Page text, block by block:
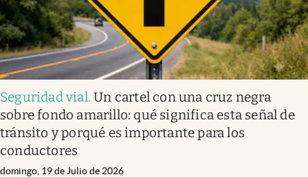
Seguridad vial.Un cartel con una cruz negra
sobre fondo amarillo: qué significa esta señal de
tránsito y porqué es importante para los
conductores
domingo, 19 de Julio de 2026